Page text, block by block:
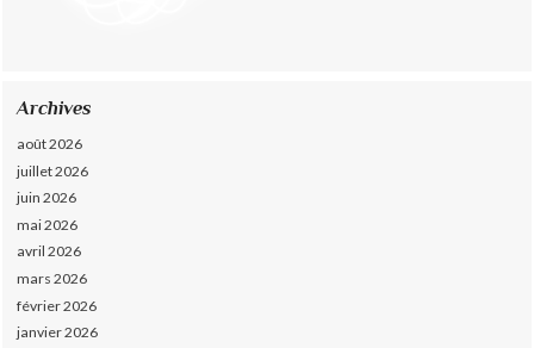
Archives
août 2026
juillet 2026
juin 2026
mai 2026
avril 2026
mars 2026
février 2026
janvier 2026